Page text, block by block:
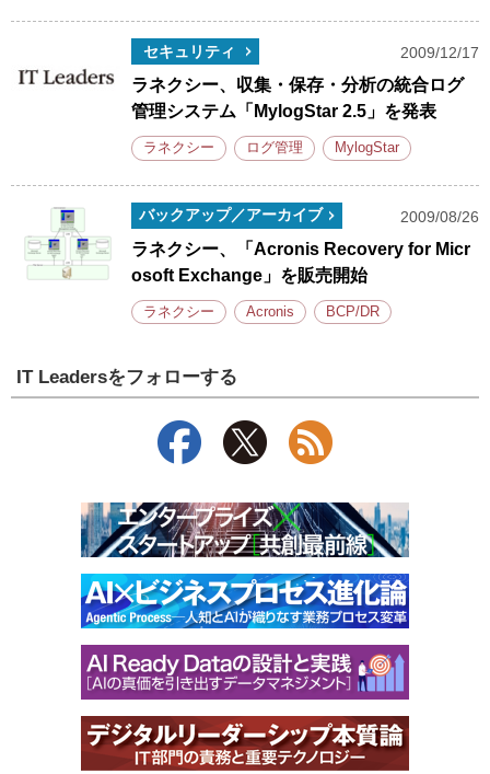
セキュリティ 2009/12/17
ラネクシー、収集・保存・分析の統合ログ
管理システム「MylogStar 2.5」を発表
ラネクシー ログ管理 MylogStar
バックアップ／アーカイブ 2009/08/26
ラネクシー、「Acronis Recovery for Micr
osoft Exchange」を販売開始
ラネクシー Acronis BCP/DR
IT Leadersをフォローする